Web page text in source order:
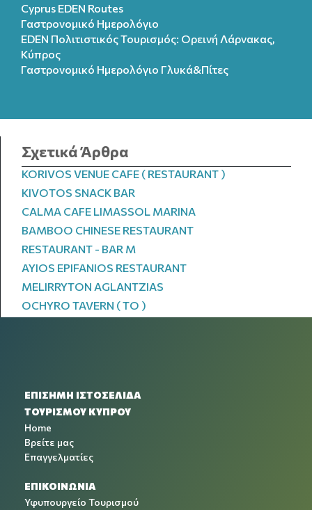
Cyprus EDEN Routes
Γαστρονομικό Ημερολόγιο
EDEN Πολιτιστικός Τουρισμός: Ορεινή Λάρνακας,
Κύπρος
Γαστρονομικό Ημερολόγιo Γλυκά&Πίτες
Σχετικά Άρθρα
KORIVOS VENUE CAFE ( RESTAURANT )
KIVOTOS SNACK BAR
CALMA CAFE LIMASSOL MARINA
BAMBOO CHINESE RESTAURANT
RESTAURANT - BAR M
AYIOS EPIFANIOS RESTAURANT
MELIRRYTON AGLANTZIAS
OCHYRO TAVERN ( TO )
ΕΠΙΣΗΜΗ ΙΣΤΟΣΕΛΙΔΑ
ΤΟΥΡΙΣΜΟΥ ΚΥΠΡΟΥ
Home
Βρείτε μας
Επαγγελματίες
ΕΠΙΚΟΙΝΩΝΙΑ
Υφυπουργείο Τουρισμού